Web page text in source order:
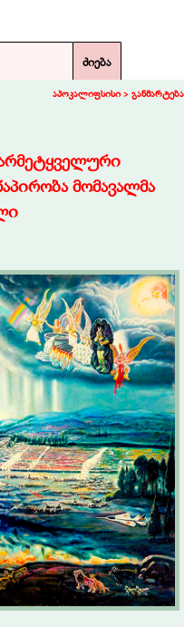
ძიება
აპოკალიფსისი > განმარტება
მომავალმა